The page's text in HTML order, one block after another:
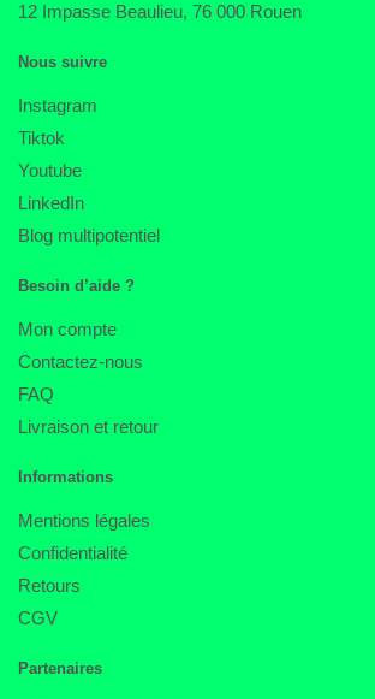
12 Impasse Beaulieu, 76 000 Rouen
Nous suivre
Instagram
Tiktok
Youtube
LinkedIn
Blog multipotentiel
Besoin d’aide ?
Mon compte
Contactez-nous
FAQ
Livraison et retour
Informations
Mentions légales
Confidentialité
Retours
CGV
Partenaires